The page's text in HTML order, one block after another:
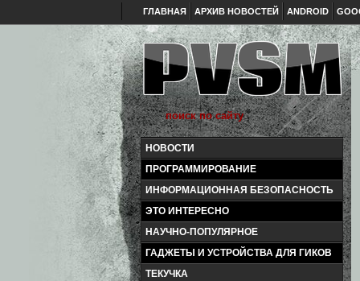
ГЛАВНАЯ АРХИВ НОВОСТЕЙ ANDROID
НОВОСТИ
ПРОГРАММИРОВАНИЕ
ИНФОРМАЦИОННАЯ БЕЗОПАСНОСТЬ
ЭТО ИНТЕРЕСНО
НАУЧНО-ПОПУЛЯРНОЕ
ГАДЖЕТЫ И УСТРОЙСТВА ДЛЯ ГИКОВ
ТЕКУЧКА